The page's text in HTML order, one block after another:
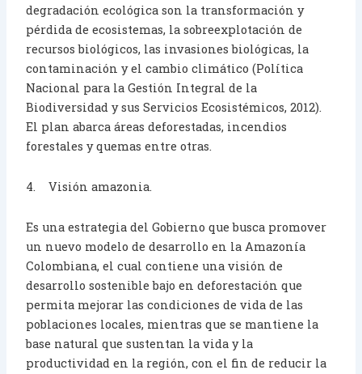
degradación ecológica son la transformación y
pérdida de ecosistemas, la sobreexplotación de
recursos biológicos, las invasiones biológicas, la
contaminación y el cambio climático (Política
Nacional para la Gestión Integral de la
Biodiversidad y sus Servicios Ecosistémicos, 2012).
El plan abarca áreas deforestadas, incendios
forestales y quemas entre otras.
4. Visión amazonia.
Es una estrategia del Gobierno que busca promover
un nuevo modelo de desarrollo en la Amazonía
Colombiana, el cual contiene una visión de
desarrollo sostenible bajo en deforestación que
permita mejorar las condiciones de vida de las
poblaciones locales, mientras que se mantiene la
base natural que sustentan la vida y la
productividad en la región, con el fin de reducir la